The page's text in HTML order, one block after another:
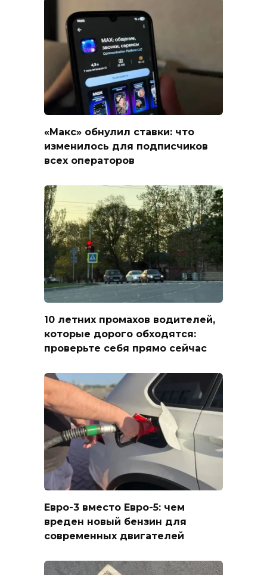
«Макс» обнулил ставки: что
изменилось для подписчиков
всех операторов
10 летних промахов водителей,
которые дорого обходятся:
проверьте себя прямо сейчас
Евро-3 вместо Евро-5: чем
вреден новый бензин для
современных двигателей